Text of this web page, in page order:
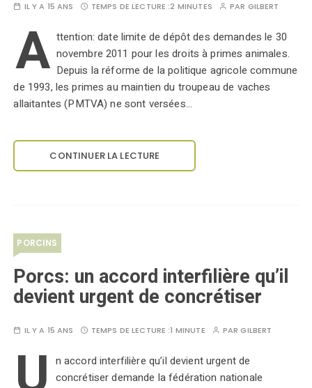
IL Y A 15 ANS TEMPS DE LECTURE :2 MINUTES PAR GILBERT
A ttention: date limite de dépôt des demandes le 30
novembre 2011 pour les droits à primes animales.
Depuis la réforme de la politique agricole commune
de 1993, les primes au maintien du troupeau de vaches
allaitantes (PMTVA) ne sont versées…
CONTINUER LA LECTURE
PORCINS
Porcs: un accord interfilière qu’il
devient urgent de concrétiser
IL Y A 15 ANS TEMPS DE LECTURE :1 MINUTE PARGILBERT
n accord interfilière qu’il devient urgent de
concrétiser demande la fédération nationale